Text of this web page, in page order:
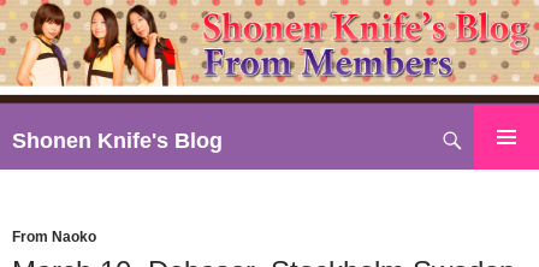
Shonen Knife's Blog
索
ン
From Naoko